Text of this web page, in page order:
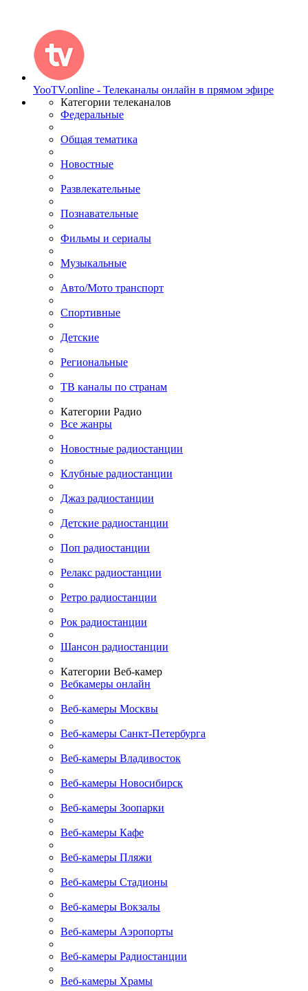
YooTV.online - Телеканалы онлайн в прямом эфире
Категории телеканалов
Федеральные
Общая тематика
Новостные
Развлекательные
Познавательные
Фильмы и сериалы
Музыкальные
Авто/Мото транспорт
Спортивные
Детские
Региональные
ТВ каналы по странам
Категории Радио
Все жанры
Новостные радиостанции
Клубные радиостанции
Джаз радиостанции
Детские радиостанции
Поп радиостанции
Релакс радиостанции
Ретро радиостанции
Рок радиостанции
Шансон радиостанции
Категории Веб-камер
Вебкамеры онлайн
Веб-камеры Москвы
Веб-камеры Санкт-Петербурга
Веб-камеры Владивосток
Веб-камеры Новосибирск
Веб-камеры Зоопарки
Веб-камеры Кафе
Веб-камеры Пляжи
Веб-камеры Стадионы
Веб-камеры Вокзалы
Веб-камеры Аэропорты
Веб-камеры Радиостанции
Веб-камеры Храмы